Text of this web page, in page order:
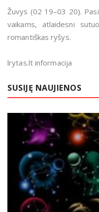
Žuvys (02 19–03 20).
vaikams, atlaidesni
romantiškas ryšys.
lrytas.lt informacija
SUSIJĘ NAUJIENOS